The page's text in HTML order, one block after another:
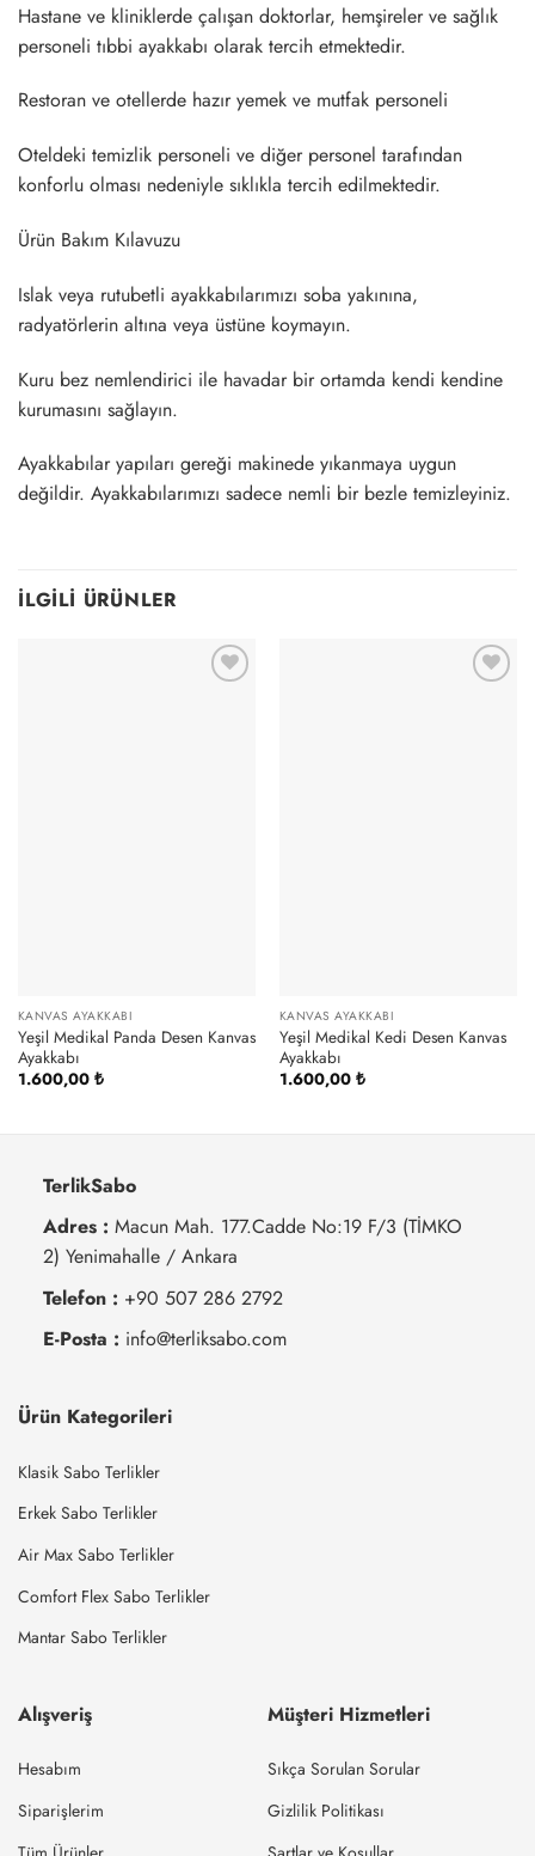
Hastane ve kliniklerde çalışan doktorlar, hemşireler ve sağlık
personeli tıbbi ayakkabı olarak tercih etmektedir.
Restoran ve otellerde hazır yemek ve mutfak personeli
Oteldeki temizlik personeli ve diğer personel tarafından
konforlu olması nedeniyle sıklıkla tercih edilmektedir.
Ürün Bakım Kılavuzu
Islak veya rutubetli ayakkabılarımızı soba yakınına,
radyatörlerin altına veya üstüne koymayın.
Kuru bez nemlendirici ile havadar bir ortamda kendi kendine
kurumasını sağlayın.
Ayakkabılar yapıları gereği makinede yıkanmaya uygun
değildir. Ayakkabılarımızı sadece nemli bir bezle temizleyiniz.
İLGILI ÜRÜNLER
KANVAS AYAKKABI
Yeşil Medikal Panda Desen Kanvas
Ayakkabı
1.600,00 ₺
KANVAS AYAKKABI
Yeşil Medikal Kedi Desen Kanvas
Ayakkabı
1.600,00 ₺
TerlikSabo
Adres : Macun Mah. 177.Cadde No:19 F/3 (TİMKO
2) Yenimahalle / Ankara
Telefon : +90 507 286 2792
E-Posta : info@terliksabo.com
Ürün Kategorileri
Klasik Sabo Terlikler
Erkek Sabo Terlikler
Air Max Sabo Terlikler
Comfort Flex Sabo Terlikler
Mantar Sabo Terlikler
Alışveriş
Hesabım
Siparişlerim
Müşteri Hizmetleri
Sıkça Sorulan Sorular
Gizlilik Politikası